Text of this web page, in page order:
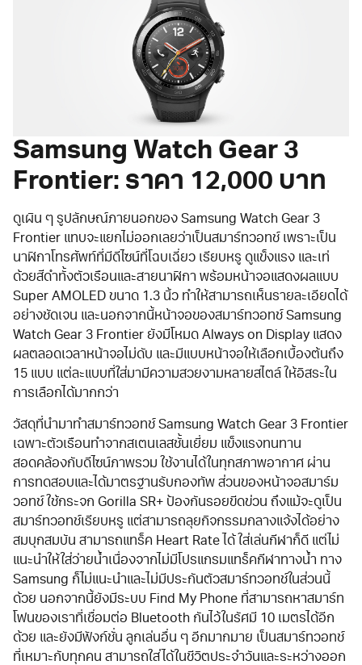
Samsung Watch Gear 3
Frontier: ราคา 12,000 บาท
ดูเผิน ๆ รูปลักษณ์ภายนอกของ Samsung Watch Gear 3
Frontier แทบจะแยกไม่ออกเลยว่าเป็นสมาร์ทวอทช์ เพราะเป็น
นาฬิกาโทรศัพท์ที่มีดีไซน์ที่โฉบเฉี่ยว เรียบหรู ดูแข็งแรง และเท่
ด้วยสีดำทั้งตัวเรือนและสายนาฬิกา พร้อมหน้าจอแสดงผลแบบ
Super AMOLED ขนาด 1.3 นิ้ว ทำให้สามารถเห็นรายละเอียดได้
อย่างชัดเจน และนอกจากนี้หน้าจอของสมาร์ทวอทช์ Samsung
Watch Gear 3 Frontier ยังมีโหมด Always on Display แสดง
ผลตลอดเวลาหน้าจอไม่ดับ และมีแบบหน้าจอให้เลือกเบื้องต้นถึง
15 แบบ แต่ละแบบที่ใส่มามีความสวยงามหลายสไตล์ ให้อิสระใน
การเลือกได้มากกว่า
วัสดุที่นำมาทำสมาร์ทวอทช์ Samsung Watch Gear 3 Frontier
เฉพาะตัวเรือนทำจากสเตนเลสชั้นเยี่ยม แข็งแรงทนทาน
สอดคล้องกับดีไซน์ภาพรวม ใช้งานได้ในทุกสภาพอากาศ ผ่าน
การทดสอบและได้มาตรฐานรับกองทัพ ส่วนของหน้าจอสมาร์ม
วอทช์ ใช้กระจก Gorilla SR+ ป้องกันรอยขีดข่วน ถึงแม้จะดูเป็น
สมาร์ทวอทช์เรียบหรู แต่สามารถลุยกิจกรรมกลางแจ้งได้อย่าง
สมบุกสมบัน สามารถแทร็ค Heart Rate ได้ ใส่เล่นกีฬาก็ดี แต่ไม่
แนะนำให้ใส่ว่ายน้ำเนื่องจากไม่มีโปรแกรมแทร็คกีฬาทางน้ำ ทาง
Samsung ก็ไม่แนะนำและไม่มีประกันตัวสมาร์ทวอทช์ในส่วนนี้
ด้วย นอกจากนี้ยังมีระบบ Find My Phone ที่สามารถหาสมาร์ท
โฟนของเราที่เชื่อมต่อ Bluetooth กันไว้ในรัศมี 10 เมตรได้อีก
ด้วย และยังมีฟังก์ชั่น ลูกเล่นอื่น ๆ อีกมากมาย เป็นสมาร์ทวอทช์
ที่เหมาะกับทุกคน สามารถใส่ได้ในชีวิตประจำวันและระหว่างออก